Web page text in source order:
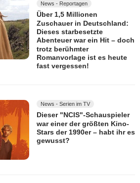
News - Reportagen
Über 1,5 Millionen
Zuschauer in Deutschland:
Dieses starbesetzte
Abenteuer war ein Hit – doch
trotz berühmter
Romanvorlage ist es heute
fast vergessen!
News - Serien im TV
Dieser "NCIS"-Schauspieler
war einer der größten Kino-
Stars der 1990er – habt ihr es
gewusst?